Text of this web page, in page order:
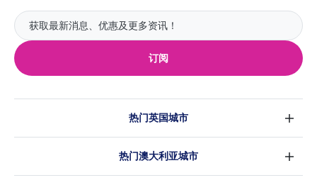
订阅
热门英国城市
伦敦
热门澳大利亚城市